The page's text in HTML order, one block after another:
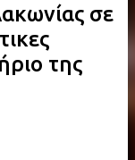
σε
της